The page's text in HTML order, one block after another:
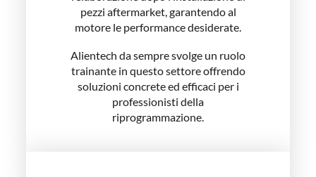
pezzi aftermarket, garantendo al
motore le performance desiderate.
Alientech da sempre svolge un ruolo
trainante in questo settore offrendo
soluzioni concrete ed efficaci per i
professionisti della
riprogrammazione.